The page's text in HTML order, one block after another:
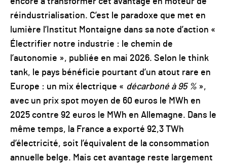
réindustrialisation. C’est le paradoxe que met en
lumière l’Institut Montaigne dans sa note d’action «
Électrifier notre industrie : le chemin de
l’autonomie », publiée en mai 2026. Selon le think
tank, le pays bénéficie pourtant d’un atout rare en
Europe : un mix électrique « décarboné à 95 % »,
avec un prix spot moyen de 60 euros le MWh en
2025 contre 92 euros le MWh en Allemagne. Dans le
même temps, la France a exporté 92,3 TWh
d’électricité, soit l’équivalent de la consommation
annuelle belge. Mais cet avantage reste largement